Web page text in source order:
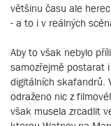
většinu času ale
- a to i v reálných
Aby to však nebylo
samozřejmě postarat
digitálních skafandrů.
odraženo nic z
však musela zrcadlit